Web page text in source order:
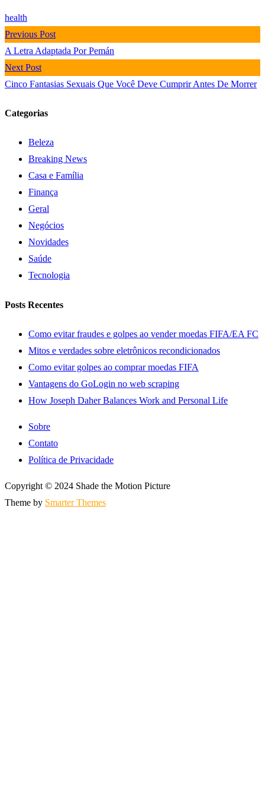
health
Previous Post
A Letra Adaptada Por Pemán
Next Post
Cinco Fantasias Sexuais Que Você Deve Cumprir Antes De Morrer
Categorias
Beleza
Breaking News
Casa e Família
Finança
Geral
Negócios
Novidades
Saúde
Tecnologia
Posts Recentes
Como evitar fraudes e golpes ao vender moedas FIFA/EA FC
Mitos e verdades sobre eletrônicos recondicionados
Como evitar golpes ao comprar moedas FIFA
Vantagens do GoLogin no web scraping
How Joseph Daher Balances Work and Personal Life
Sobre
Contato
Política de Privacidade
Copyright © 2024 Shade the Motion Picture
Theme by Smarter Themes